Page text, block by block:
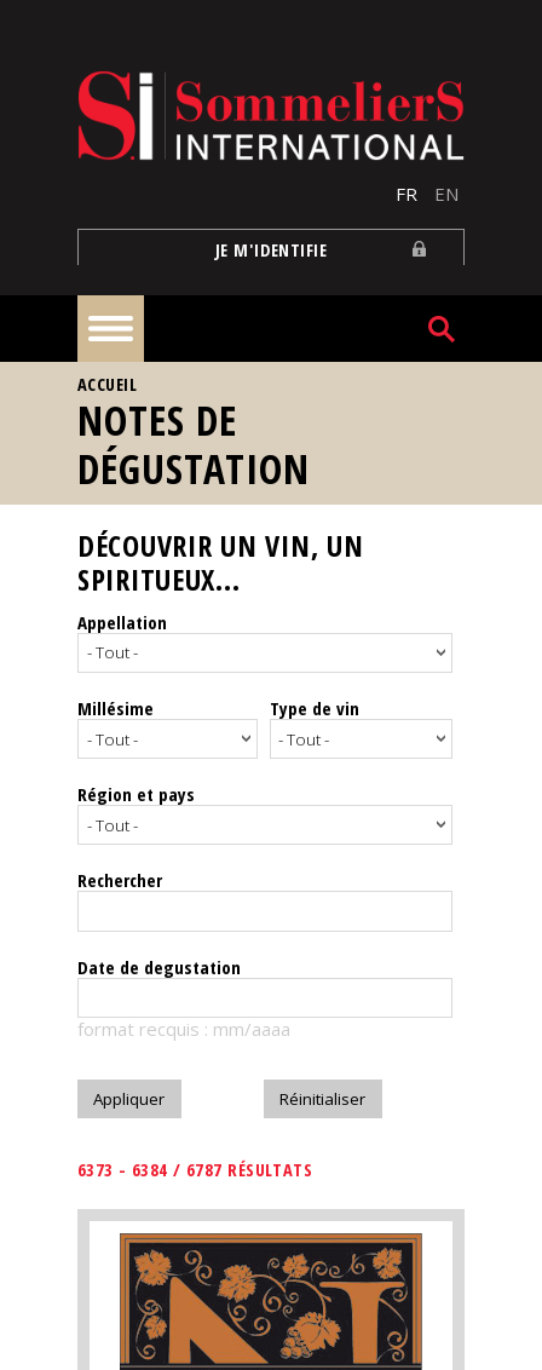
FR EN
JE M'IDENTIFIE
À
la
une
Reportages
Nos
Spiritueux
Notes
dégustation
Le
magazine
Télécharger
VOUS ÊTES ICI
ACCUEIL
NOTES DE
DÉGUSTATION
DÉCOUVRIR UN VIN, UN
SPIRITUEUX...
Appellation
Millésime Type de vin
Région et pays
Rechercher
Date de degustation
format recquis : mm/aaaa
6373 - 6384 / 6787 RÉSULTATS